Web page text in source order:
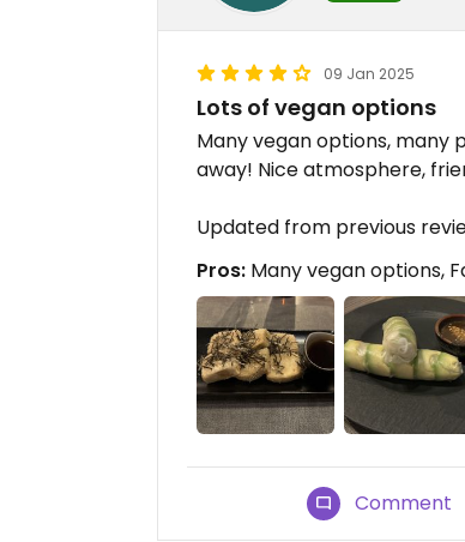
09 Jan 2025
Lots of vegan options
Many vegan options, many
away! Nice atmosphere,
Updated from previous
Pros: Many vegan options,
Comment